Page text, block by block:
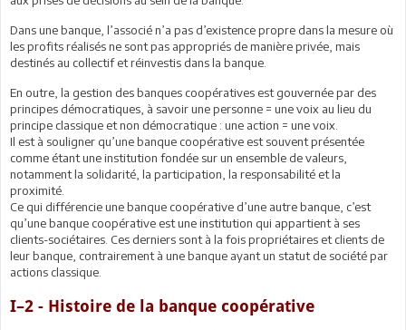
Dans une banque, l’associé n’a pas d’existence propre dans la mesure où
les profits réalisés ne sont pas appropriés de manière privée, mais
destinés au collectif et réinvestis dans la banque.
En outre, la gestion des banques coopératives est gouvernée par des
principes démocratiques, à savoir une personne = une voix au lieu du
principe classique et non démocratique : une action = une voix.
Il est à souligner qu’une banque coopérative est souvent présentée
comme étant une institution fondée sur un ensemble de valeurs,
notamment la solidarité, la participation, la responsabilité et la
proximité.
Ce qui différencie une banque coopérative d’une autre banque, c’est
qu’une banque coopérative est une institution qui appartient à ses
clients-sociétaires. Ces derniers sont à la fois propriétaires et clients de
leur banque, contrairement à une banque ayant un statut de société par
actions classique.
I–2 - Histoire de la banque coopérative